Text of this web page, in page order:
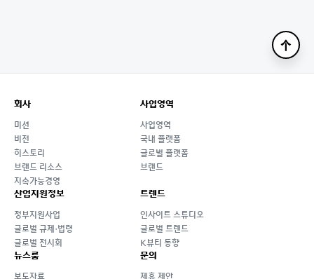
맨
로
회사
미션
비전
히스토리
브랜드 리소스
지속가능경영
사업영역
사업영역
국내 플랫폼
글로벌 플랫폼
브랜드
산업지원정보
정부지원사업
글로벌 규제·법령
글로벌 전시회
트렌드
인사이트 스튜디오
글로벌 트렌드
K뷰티 동향
뉴스룸
보도자료
문의
제휴 제안